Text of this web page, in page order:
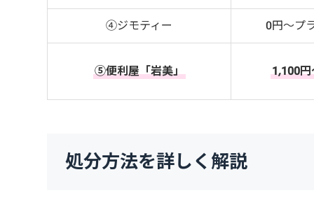
④ジモティー 0円～プ
⑤便利屋「岩美」 1,100円
処分方法を詳しく解説